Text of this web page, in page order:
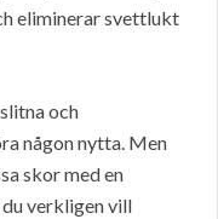
eliminerar svettlukt
och
någon nytta. Men
skor med en
verkligen vill